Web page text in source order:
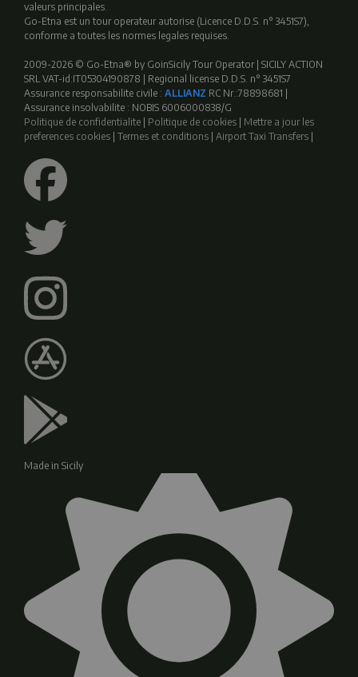
valeurs principales.
Go-Etna est un tour operateur autorise (Licence D.D.S. n° 3451S7),
conforme a toutes les normes legales requises.
2009-2026 © Go-Etna® by GoinSicily Tour Operator | SICILY ACTION
SRL VAT-id:IT05304190878 | Regional license D.D.S. n° 3451S7
Assurance responsabilite civile : ALLIANZ RC Nr.:78898681 |
Assurance insolvabilite : NOBIS 6006000838/G
Politique de confidentialite
Politique de cookies
Mettre a jour les
preferences cookies Termes et conditions Airport Taxi Transfers
Made in Sicily